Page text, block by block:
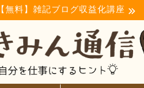
【無料】雑記ブログ収益化講座